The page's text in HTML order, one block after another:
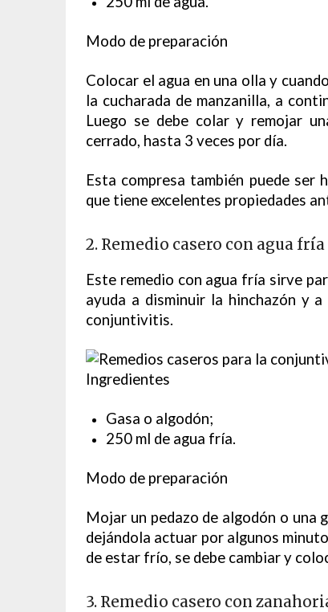
Modo de preparación
Colocar el agua en una olla y
la cucharada de manzanilla, a
Luego se debe colar y remojar
cerrado, hasta 3 veces por día.
Esta compresa también puede ser
que tiene excelentes propiedades
2. Remedio casero con agua fría
Este remedio con agua fría sirve
ayuda a disminuir la hinchazón y
conjuntivitis.
Ingredientes
Gasa o algodón;
250 ml de agua fría.
Modo de preparación
Mojar un pedazo de algodón o una
dejándola actuar por algunos
de estar frío, se debe cambiar y
3. Remedio casero con